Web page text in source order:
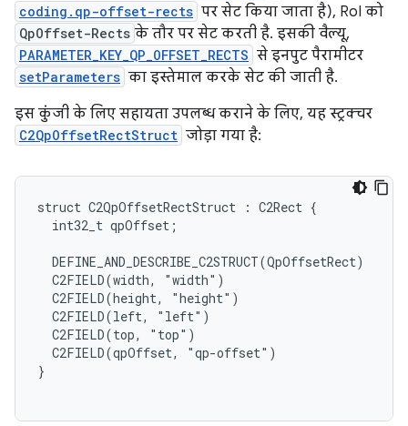
coding.qp-offset-rects पर सेट किया जाता है), RoI को
QpOffset-Rects के तौर पर सेट करती है. इसकी वैल्यू,
PARAMETER_KEY_QP_OFFSET_RECTS से इनपुट पैरामीटर
setParameters का इस्तेमाल करके सेट की जाती है.
इस कुंजी के लिए सहायता उपलब्ध कराने के लिए, यह स्ट्रक्चर
C2QpOffsetRectStruct जोड़ा गया है:
struct C2QpOffsetRectStruct : C2Rect {
  int32_t qpOffset;
  DEFINE_AND_DESCRIBE_C2STRUCT(QpOffsetRect)
  C2FIELD(width, "width")
  C2FIELD(height, "height")
  C2FIELD(left, "left")
  C2FIELD(top, "top")
  C2FIELD(qpOffset, "qp-offset")
}